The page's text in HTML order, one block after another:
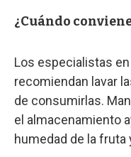
¿Cuándo
Los especialistas en
recomiendan lavar
de consumirlas.
el almacenamiento
humedad de la